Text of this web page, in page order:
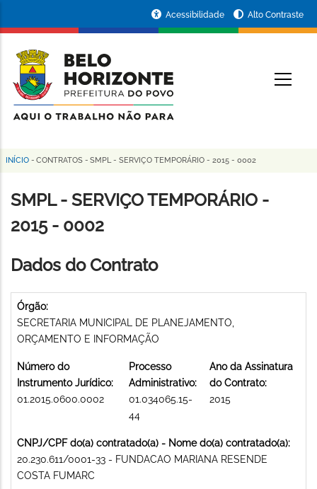
conteúdo
principal
da
Prefeitura
de
Horizonte
Acessibilidade Alto Contraste
Trilha
de
navegação
INÍCIO - CONTRATOS - SMPL - SERVIÇO TEMPORÁRIO - 2015 - 0002
SMPL - SERVIÇO TEMPORÁRIO -
2015 - 0002
Dados do Contrato
Órgão:
SECRETARIA MUNICIPAL DE PLANEJAMENTO,
ORÇAMENTO E INFORMAÇÃO
Número do
Instrumento Jurídico:
01.2015.0600.0002
Processo
Administrativo:
01.034065.15-
44
Ano da Assinatura
do Contrato:
2015
CNPJ/CPF do(a) contratado(a) - Nome do(a) contratado(a):
20.230.611/0001-33 - FUNDACAO MARIANA RESENDE
COSTA FUMARC